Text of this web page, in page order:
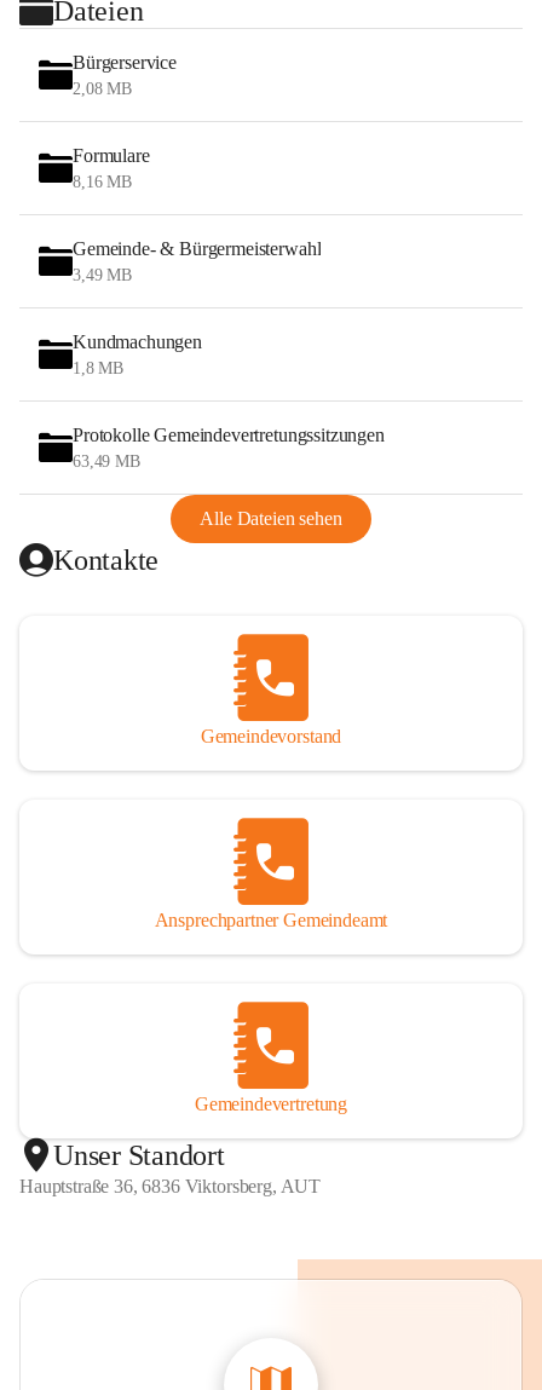
Dateien
Bürgerservice
2,08 MB
Formulare
8,16 MB
Gemeinde- & Bürgermeisterwahl
3,49 MB
Kundmachungen
1,8 MB
Protokolle Gemeindevertretungssitzungen
63,49 MB
Alle Dateien sehen
Kontakte
Gemeindevorstand
Ansprechpartner Gemeindeamt
Gemeindevertretung
Unser Standort
Hauptstraße 36, 6836 Viktorsberg, AUT